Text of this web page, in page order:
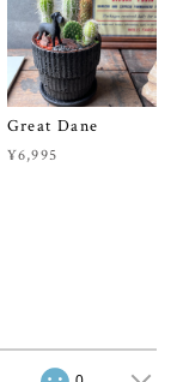
Great Dane
¥6,995